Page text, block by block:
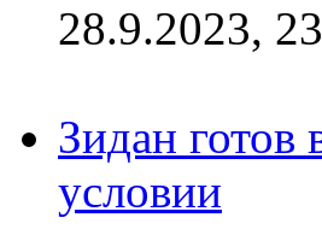
28.9.2023,
Зидан готов
условии